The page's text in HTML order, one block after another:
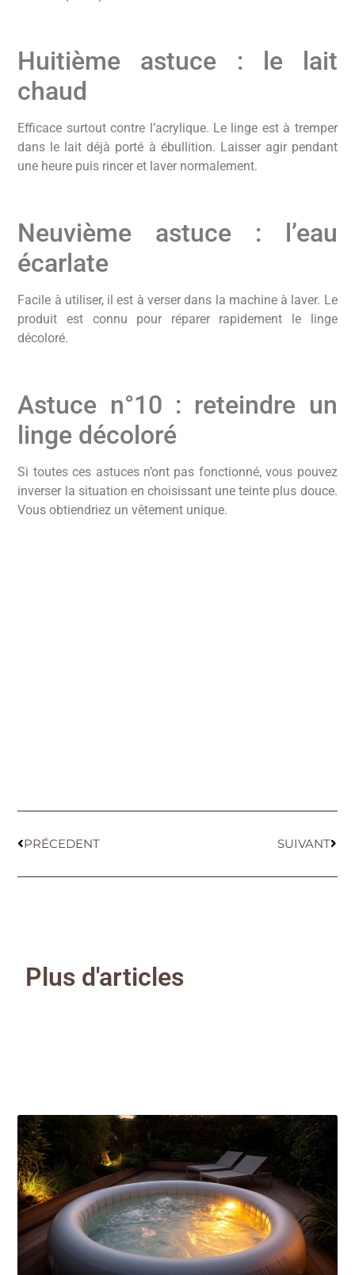
Huitième astuce : le lait
chaud
Efficace surtout contre l’acrylique. Le linge est à tremper
dans le lait déjà porté à ébullition. Laisser agir pendant
une heure puis rincer et laver normalement.
Neuvième astuce : l’eau
écarlate
Facile à utiliser, il est à verser dans la machine à laver. Le
produit est connu pour réparer rapidement le linge
décoloré.
Astuce n°10 : reteindre un
linge décoloré
Si toutes ces astuces n’ont pas fonctionné, vous pouvez
inverser la situation en choisissant une teinte plus douce.
Vous obtiendriez un vêtement unique.
PRÉCEDENT SUIVANT
Plus d'articles